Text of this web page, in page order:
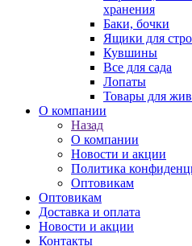
хранения
Баки, бочки
Ящики для
Кувшины
Все для сада
Лопаты
Товары для
О компании
Назад
О компании
Новости и акции
Политика
Оптовикам
Оптовикам
Доставка и оплата
Новости и акции
Контакты